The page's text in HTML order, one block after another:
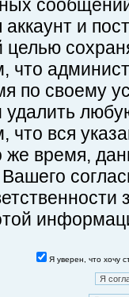
и
целью
что
по своему
удалить
что вся
же время,
Я уверен, что хочу